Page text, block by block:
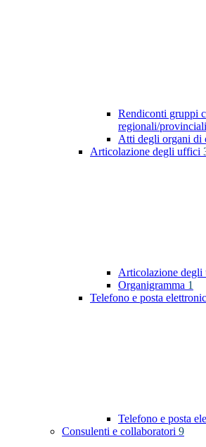
Rendiconti gruppi
regionali/provinciali
Atti degli organi di
Articolazione degli uffici
Articolazione degli
Organigramma 1
Telefono e posta
Telefono e posta
Consulenti e collaboratori 9